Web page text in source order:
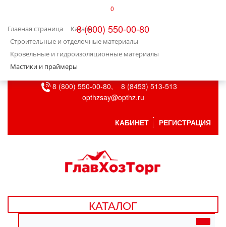
0
8 (800) 550-00-80
Главная страница
Каталог
Строительные и отделочные материалы
Кровельные и гидроизоляционные материалы
Мастики и праймеры
БЫТОВАЯ ТЕХНИКА
БЫТОВАЯ ХИМИЯ/УБОРКА
ВЕНТИЛЯЦИЯ
ДАЧА, САД И ОГОРОД
ДЕТСКИЕ ТОВАРЫ
8 (800) 550-00-80,
8 (8453) 513-513
opthzsay@opthz.ru
КАБИНЕТ РЕГИСТРАЦИЯ
КАТАЛОГ